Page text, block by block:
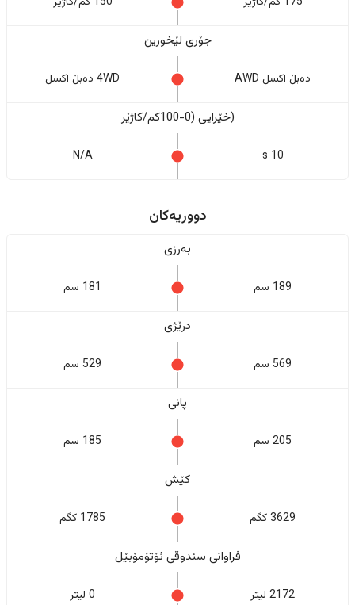
جۆری لێخورین
دەبڵ اکسل AWD 4WD دەبڵ اکسل
(خێرایی (0-100کم/کاژێر
10 s
N/A
دووریەکان
بەرزی
189 سم 181 سم
درێژی
569 سم 529 سم
پانی
205 سم 185 سم
کێش
3629 کگم 1785 کگم
فراوانی سندوقی ئۆتۆمۆبێل
2172 لیتر 0 لیتر